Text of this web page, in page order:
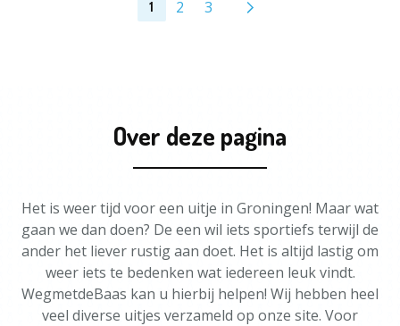
1 2 3
Over deze pagina
Het is weer tijd voor een uitje in Groningen! Maar wat
gaan we dan doen? De een wil iets sportiefs terwijl de
ander het liever rustig aan doet. Het is altijd lastig om
weer iets te bedenken wat iedereen leuk vindt.
WegmetdeBaas kan u hierbij helpen! Wij hebben heel
veel diverse uitjes verzameld op onze site. Voor